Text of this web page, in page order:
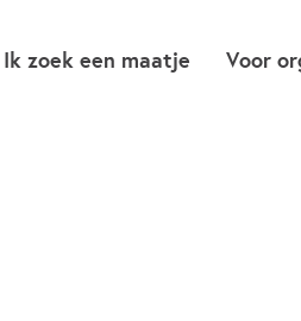
Ik zoek een maatje Voor